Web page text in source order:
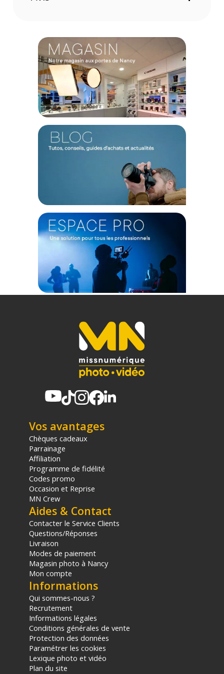
sur le prix TTC en €, les points seront effectivement calculés dans le
Vos avantages
Chèques cadeaux
Parrainage
Affiliation
Programme de fidélité
Codes promo
Occasion et Reprise
MN Crew
Aides & Contact
Contacter le Service Clients
Questions/Réponses
Livraison
Modes de paiement
Magasin photo à Nancy
Mon compte
Informations
Qui sommes-nous ?
Recrutement
Informations légales
Conditions générales de vente
Protection des données
Paramétrer les cookies
Lexique photo et vidéo
Plan du site